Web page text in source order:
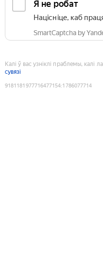
Я не робат
Націсніце, каб
SmartCaptcha by
Калі ў вас узніклі праблемы, калі
сувязі
9181181977716477154:1786077714